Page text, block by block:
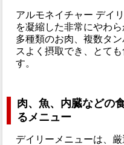
アルモネイチャー デイ
を凝縮した非常にやわ
多種類のお肉、複数タ
スよく摂取でき、とて
す。
肉、魚、内臓などの
るメニュー
デイリーメニューは、